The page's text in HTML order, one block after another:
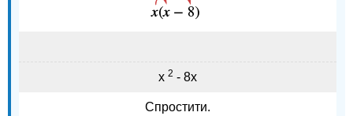
х2 - 8х
Спростити.